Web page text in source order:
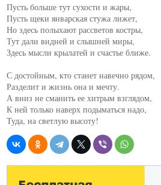
Пусть больше тут сухости и жары,
Пусть щеки январская стужа лижет,
Но здесь полыхают рассветов костры,
Тут дали видней и слышней миры,
Здесь мысли крылатей и счастье ближе.
С достойным, кто станет навечно рядом,
Разделит и жизнь она и мечту.
А вниз не сманить ее хитрым взглядом,
К ней только наверх подыматься надо,
Туда, на светлую высоту!